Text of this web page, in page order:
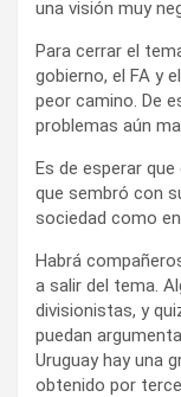
una visión muy
Para cerrar el
gobierno, el FA y
peor camino. De
problemas aún
Es de esperar
que sembró con
sociedad como
Habrá
a salir del tema.
divisionistas, y
puedan
Uruguay hay una
obtenido por